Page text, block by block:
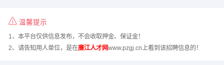
温馨提示
1、本平台仅供信息发布，不会收取押金、保证金！
2、请告知用人单位，是在廉江人才网www.pzgj.cn上看到该招聘信息的！